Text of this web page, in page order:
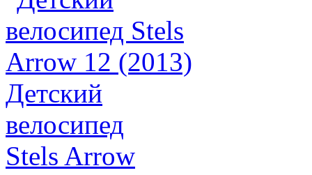
Детский
велосипед
Stels Arrow